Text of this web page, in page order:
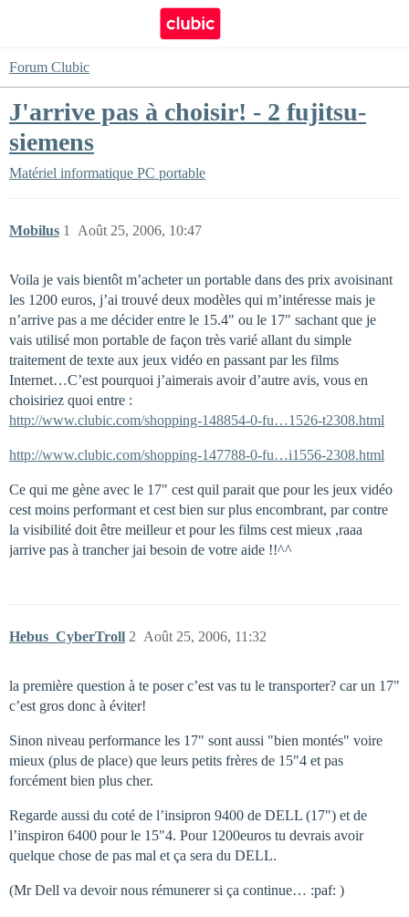
Forum Clubic
J'arrive pas à choisir! - 2 fujitsu-
siemens
Matériel informatique PC portable
Mobilus Août 25, 2006, 10:47
1
Voila je vais bientôt m’acheter un portable dans des prix avoisinant
les 1200 euros, j’ai trouvé deux modèles qui m’intéresse mais je
n’arrive pas a me décider entre le 15.4" ou le 17" sachant que je
vais utilisé mon portable de façon très varié allant du simple
traitement de texte aux jeux vidéo en passant par les films
Internet…C’est pourquoi j’aimerais avoir d’autre avis, vous en
choisiriez quoi entre :
http://www.clubic.com/shopping-148854-0-fu…1526-t2308.html
http://www.clubic.com/shopping-147788-0-fu…i1556-2308.html
Ce qui me gène avec le 17" cest quil parait que pour les jeux vidéo
cest moins performant et cest bien sur plus encombrant, par contre
la visibilité doit être meilleur et pour les films cest mieux ,raaa
jarrive pas à trancher jai besoin de votre aide !!^^
Hebus_CyberTroll Août 25, 2006, 11:32
2
la première question à te poser c’est vas tu le transporter? car un 17"
c’est gros donc à éviter!
Sinon niveau performance les 17" sont aussi "bien montés" voire
mieux (plus de place) que leurs petits frères de 15"4 et pas
forcément bien plus cher.
Regarde aussi du coté de l’insipron 9400 de DELL (17") et de
l’inspiron 6400 pour le 15"4. Pour 1200euros tu devrais avoir
quelque chose de pas mal et ça sera du DELL.
(Mr Dell va devoir nous rémunerer si ça continue… :paf: )